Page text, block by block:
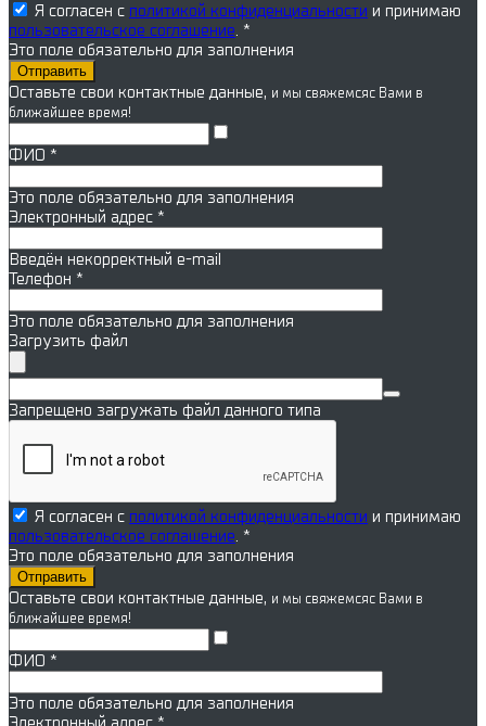
Я согласен с политикой конфиденциальности и принимаю
пользовательское соглашение. *
Это поле обязательно для заполнения
Оставьте свои контактные данные, и мы свяжемсяс Вами в
ближайшее время!
ФИО *
Это поле обязательно для заполнения
Электронный адрес *
Введён некорректный e-mail
Телефон *
Это поле обязательно для заполнения
Загрузить файл
Запрещено загружать файл данного типа
Я согласен с политикой конфиденциальности и принимаю
пользовательское соглашение. *
Это поле обязательно для заполнения
Оставьте свои контактные данные, и мы свяжемсяс Вами в
ближайшее время!
ФИО *
Это поле обязательно для заполнения